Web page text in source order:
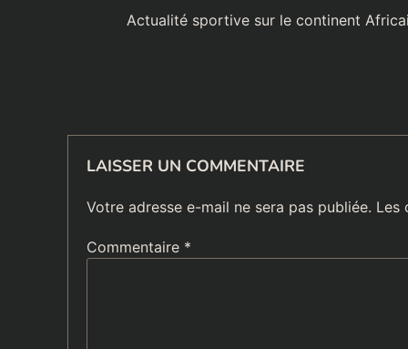
Actualité sportive sur le continent
LAISSER UN COMMENTAIRE
Votre adresse e-mail ne sera pas publiée. Les
Commentaire *